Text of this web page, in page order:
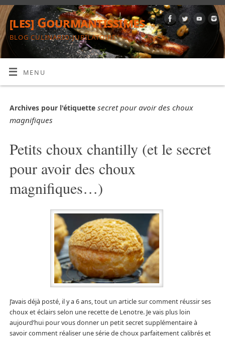
[les] Gourmantissimes
BLOG CULINARIO-JUBILATOIRE
MENU
Archives pour l'étiquette secret pour avoir des choux
magnifiques
Petits choux chantilly (et le secret
pour avoir des choux
magnifiques…)
J’avais déjà posté, il y a 6 ans, tout un article sur comment réussir ses
choux et éclairs selon une recette de Lenotre. Je vais plus loin
aujourd’hui pour vous donner un petit secret supplémentaire à
savoir comment réaliser une série de choux parfaitement calibrés et